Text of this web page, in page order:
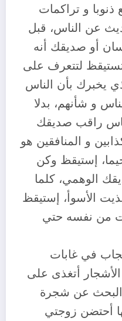
و تراكمات
عن الناس، قبل
أو صديقك أنه
لتتعرف على
يخبرك بأن الناس
و شأنهم، بدلا
راقب صديقك
و المنافقين هو
إستيقظ وكن
الوهمي، كلما
الأسوأ، إستيقظ
من نفسه حتي
في غابات
أتغذى على
البحث عن شجرة
أحتضن زوجتي